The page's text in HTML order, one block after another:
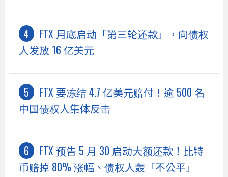
FTX 月底启动「第三轮还款」，向债权
人发放 16 亿美元
FTX 要冻结 4.7 亿美元赔付！逾 500 名
中国债权人集体反击
FTX 预告 5 月 30 启动大额还款！比特
币赔掉 80% 涨幅、债权人轰「不公平」